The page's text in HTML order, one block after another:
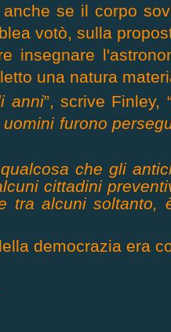
anche se il corpo
votò, sulla
insegnare
una natura
anni”, scrive Finley,
furono
che gli
cittadini
tra alcuni soltanto,
democrazia era